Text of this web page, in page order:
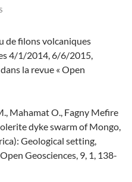
de filons volcaniques
4/1/2014, 6/6/2015,
la revue « Open
Mahamat O., Fagny Mefire
dyke swarm of Mongo,
Geological setting,
Geosciences, 9, 1, 138-